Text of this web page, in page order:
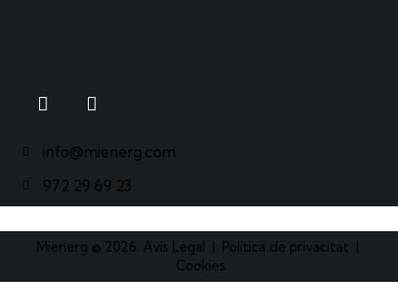
info@mienerg.com
972 29 69 23
Mienerg © 2026. Avís Legal | Política de privacitat |
Cookies